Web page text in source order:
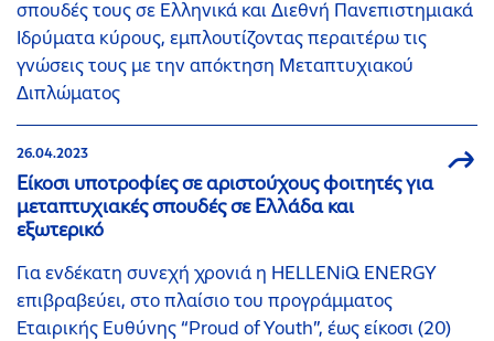
σπουδές τους σε Ελληνικά και Διεθνή Πανεπιστημιακά
Ιδρύματα κύρους, εμπλουτίζοντας περαιτέρω τις
γνώσεις τους με την απόκτηση Μεταπτυχιακού
Διπλώματος
26.04.2023
Είκοσι υποτροφίες σε αριστούχους φοιτητές για
μεταπτυχιακές σπουδές σε Ελλάδα και
εξωτερικό
Για ενδέκατη συνεχή χρονιά η HELLENiQ ENERGY
επιβραβεύει, στο πλαίσιο του προγράμματος
Εταιρικής Ευθύνης “Proud of Youth”, έως είκοσι (20)